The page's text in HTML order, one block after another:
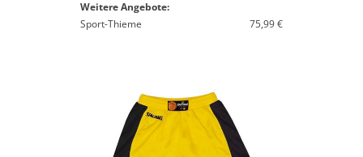
Weitere Angebote:
Sport-Thieme
75,99 €